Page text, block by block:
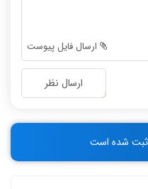
-
-
ارسال نظر